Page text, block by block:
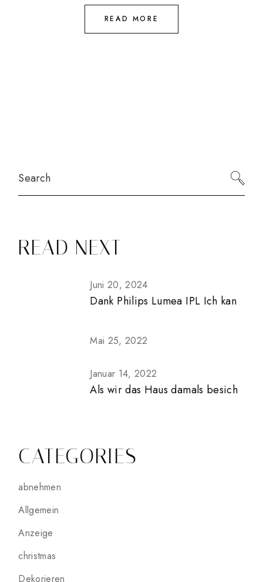
READ MORE
READ NEXT
Juni 20, 2024
Dank Philips Lumea IPL Ich kan
Mai 25, 2022
Januar 14, 2022
Als wir das Haus damals besich
CATEGORIES
abnehmen
Allgemein
Anzeige
christmas
Dekorieren